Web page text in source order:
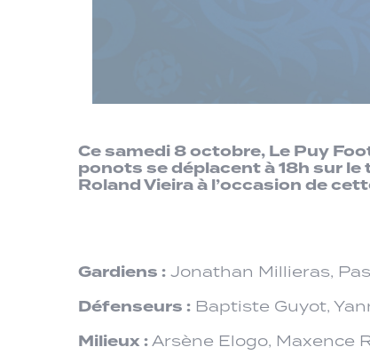
Ce samedi 8 octobre, Le Puy
ponots se déplacent à 18h sur
Roland Vieira à l’occasion de
Gardiens : Jonathan Millieras,
Défenseurs : Baptiste Guyot,
Milieux :Arsène Elogo, Maxence